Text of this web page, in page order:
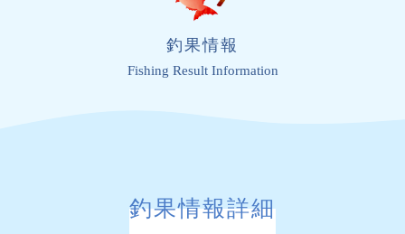
釣果情報
Fishing Result Information
釣果情報詳細